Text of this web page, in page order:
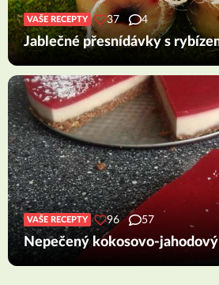
VAŠE RECEPTY 37 4
Jablečné přesnídávky s
VAŠE RECEPTY 96 57
Nepečený kokosovo-